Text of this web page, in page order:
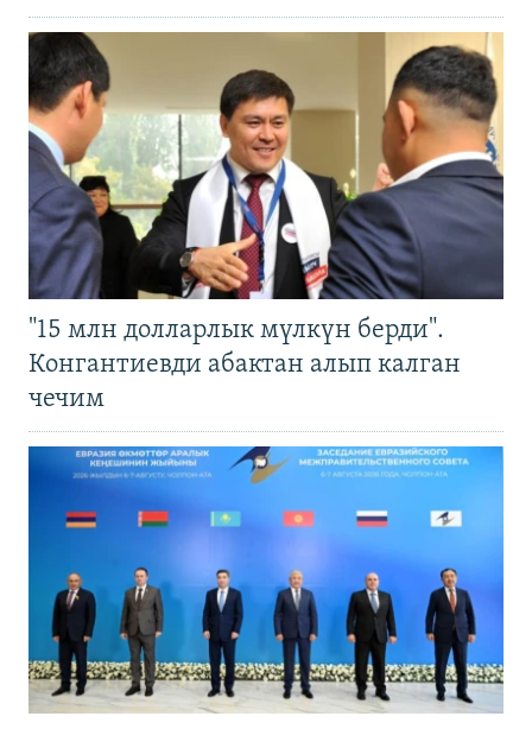
"15 млн долларлык мүлкүн берди".
Конгантиевди абактан алып калган
чечим